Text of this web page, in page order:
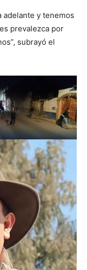
adelante y tenemos
prevalezca por
subrayó el